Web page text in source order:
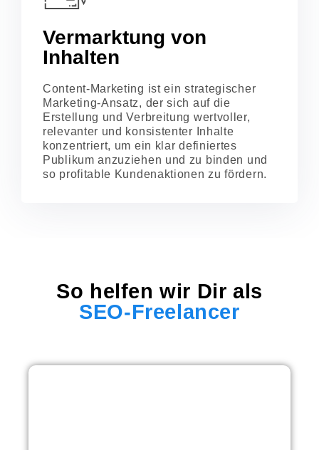
Vermarktung von
Inhalten
Content-Marketing ist ein strategischer
Marketing-Ansatz, der sich auf die
Erstellung und Verbreitung wertvoller,
relevanter und konsistenter Inhalte
konzentriert, um ein klar definiertes
Publikum anzuziehen und zu binden und
so profitable Kundenaktionen zu fördern.
So helfen wir Dir als
SEO-Freelancer